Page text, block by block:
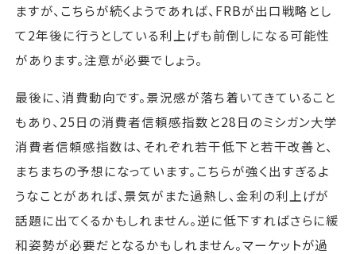
ますが、こちらが続くようであれば、FRBが出口戦略とし
て2年後に行うとしている利上げも前倒しになる可能性
があります。注意が必要でしょう。
最後に、消費動向です。景況感が落ち着いてきていること
もあり、25日の消費者信頼感指数と28日のミシガン大学
消費者信頼感指数は、それぞれ若干低下と若干改善と、
まちまちの予想になっています。こちらが強く出すぎるよ
うなことがあれば、景気がまた過熱し、金利の利上げが
話題に出てくるかもしれません。逆に低下すればさらに緩
和姿勢が必要だとなるかもしれません。マーケットが過